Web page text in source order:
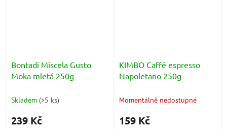
Bontadi Miscela Gusto
Moka mletá 250g
Skladem (>5 ks)
239 Kč
KIMBO Caffé espresso
Napoletano 250g
Momentálně nedostupné
159 Kč